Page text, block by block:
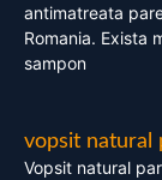
antimatreata
Romania. Exista
sampon
vopsit natural
Vopsit natural